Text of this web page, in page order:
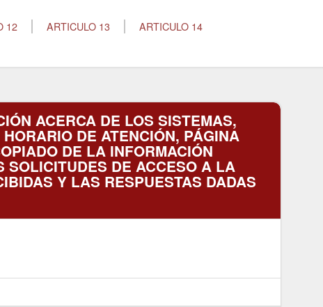
12 ARTICULO 13
ARTICULO 14
ACERCA DE LOS SISTEMAS,
DE ATENCIÓN, PÁGINA
DE LA INFORMACIÓN
SOLICITUDES DE ACCESO A LA
Y LAS RESPUESTAS DADAS